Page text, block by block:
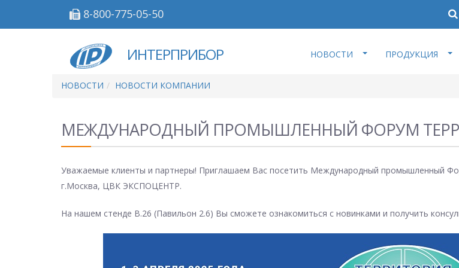
8-800-775-05-50
ИНТЕРПРИБОР НОВОСТИ ПРОДУКЦИЯ
НОВОСТИ НОВОСТИ КОМПАНИИ
МЕЖДУНАРОДНЫЙ ПРОМЫШЛЕННЫЙ ФОРУМ
Уважаемые клиенты и партнеры! Приглашаем Вас посетить Международный промышленный
г.Москва, ЦВК ЭКСПОЦЕНТР.
На нашем стенде B.26 (Павильон 2.6) Вы сможете ознакомиться с новинками и получить